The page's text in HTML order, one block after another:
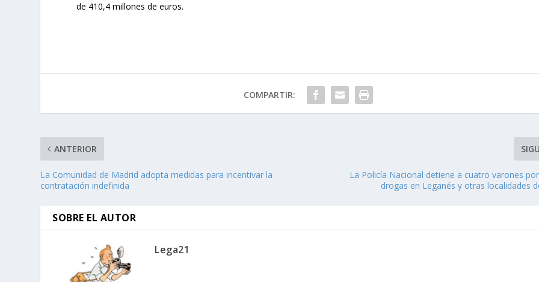
de 410,4 millones de euros.
COMPARTIR:
ANTERIOR
La Comunidad de Madrid adopta medidas para incentivar la
contratación indefinida
La Policía Nacional detiene a cuatro varones
drogas en Leganés y otras localidades
SOBRE EL AUTOR
Lega21